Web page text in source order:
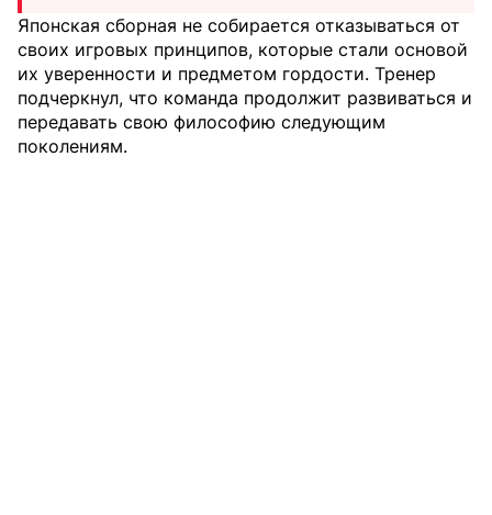
Японская сборная не собирается отказываться от
своих игровых принципов, которые стали основой
их уверенности и предметом гордости. Тренер
подчеркнул, что команда продолжит развиваться и
передавать свою философию следующим
поколениям.